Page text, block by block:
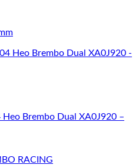
Brembo Dual XA0J920 –